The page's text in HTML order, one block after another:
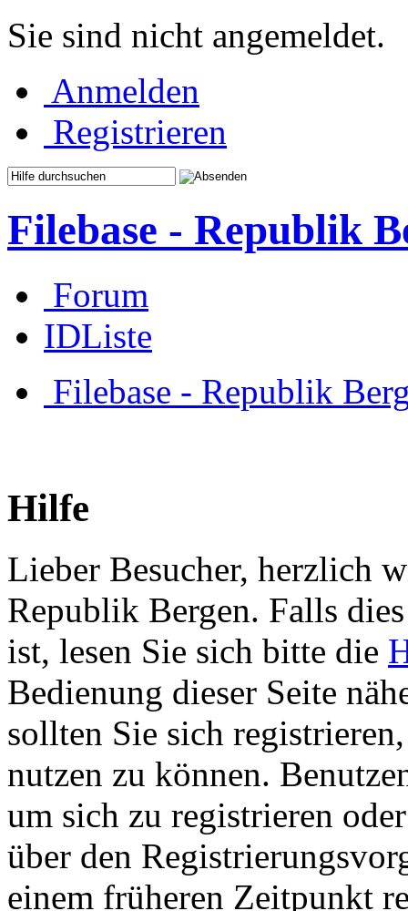
Sie sind nicht angemeldet.
Anmelden
Registrieren
Filebase - Republik
Forum
IDListe
Filebase - Republik
Hilfe
Lieber Besucher, herzlich
Republik Bergen. Falls
ist, lesen Sie sich bitte die
Bedienung dieser Seite
sollten Sie sich
nutzen zu können.
um sich zu registrieren
über den
einem früheren Zeitpunkt